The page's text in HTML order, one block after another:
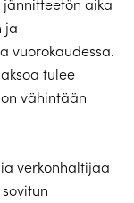
aika
ja
vuorokaudessa.
tulee
vähintään
verkonhaltijaa